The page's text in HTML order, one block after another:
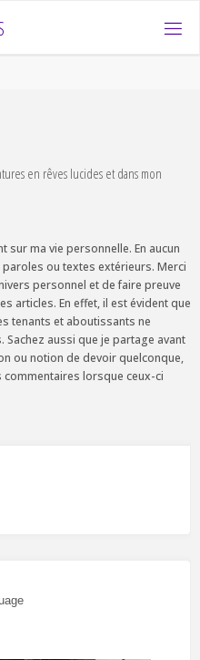
en rêves lucides et dans mon
ma vie personnelle. En aucun
ou textes extérieurs. Merci
personnel et de faire preuve
articles. En effet, il est évident que
tenants et aboutissants ne
aussi que je partage avant
ou notion de devoir quelconque,
lorsque ceux-ci